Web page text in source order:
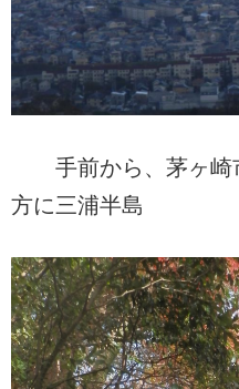
手前から、茅ヶ崎
方に三浦半島